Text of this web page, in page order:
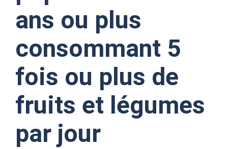
ans ou plus
consommant 5
fois ou plus de
fruits et légumes
par jour